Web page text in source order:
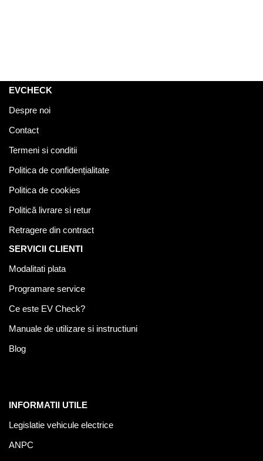
EVCHECK
Despre noi
Contact
Termeni si conditii
Politica de confidențialitate
Politica de cookies
Politică livrare si retur
Retragere din contract
SERVICII CLIENTI
Modalitati plata
Programare service
Ce este EV Check?
Manuale de utilizare si instructiuni
Blog
INFORMATII UTILE
Legislatie vehicule electrice
ANPC